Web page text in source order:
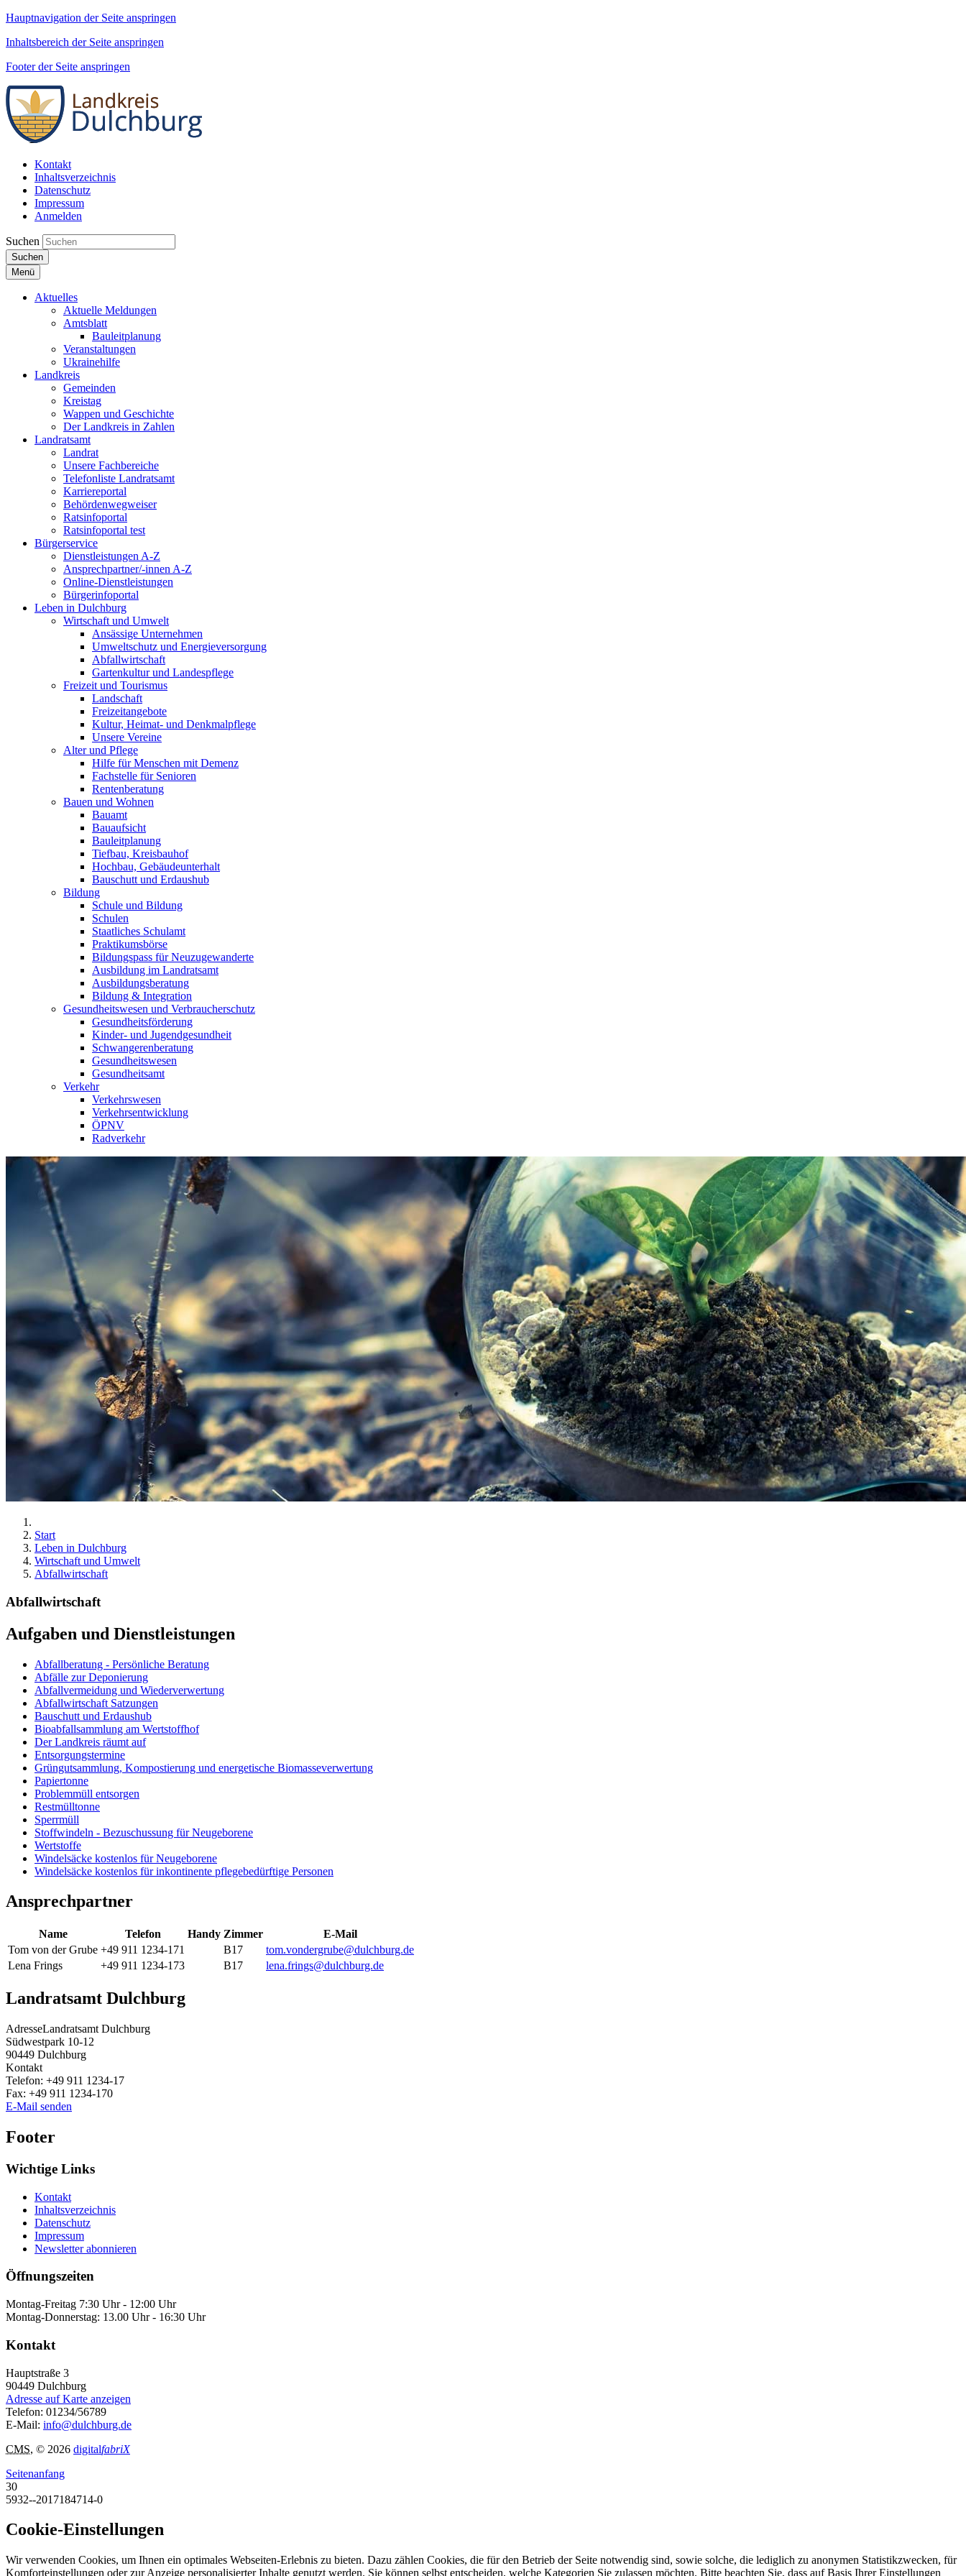
Hauptnavigation der Seite anspringen
Inhaltsbereich der Seite anspringen
Footer der Seite anspringen
Kontakt
Inhaltsverzeichnis
Datenschutz
Impressum
Anmelden
Suchen
Suchen
Menü
Aktuelles
Aktuelle Meldungen
Amtsblatt
Bauleitplanung
Veranstaltungen
Ukrainehilfe
Landkreis
Gemeinden
Kreistag
Wappen und Geschichte
Der Landkreis in Zahlen
Landratsamt
Landrat
Unsere Fachbereiche
Telefonliste Landratsamt
Karriereportal
Behördenwegweiser
Ratsinfoportal
Ratsinfoportal test
Bürgerservice
Dienstleistungen A-Z
Ansprechpartner/-innen A-Z
Online-Dienstleistungen
Bürgerinfoportal
Leben in Dulchburg
Wirtschaft und Umwelt
Ansässige Unternehmen
Umweltschutz und Energieversorgung
Abfallwirtschaft
Gartenkultur und Landespflege
Freizeit und Tourismus
Landschaft
Freizeitangebote
Kultur, Heimat- und Denkmalpflege
Unsere Vereine
Alter und Pflege
Hilfe für Menschen mit Demenz
Fachstelle für Senioren
Rentenberatung
Bauen und Wohnen
Bauamt
Bauaufsicht
Bauleitplanung
Tiefbau, Kreisbauhof
Hochbau, Gebäudeunterhalt
Bauschutt und Erdaushub
Bildung
Schule und Bildung
Schulen
Staatliches Schulamt
Praktikumsbörse
Bildungspass für Neuzugewanderte
Ausbildung im Landratsamt
Ausbildungsberatung
Bildung & Integration
Gesundheitswesen und Verbraucherschutz
Gesundheitsförderung
Kinder- und Jugendgesundheit
Schwangerenberatung
Gesundheitswesen
Gesundheitsamt
Verkehr
Verkehrswesen
Verkehrsentwicklung
ÖPNV
Radverkehr
Start
Leben in Dulchburg
Wirtschaft und Umwelt
Abfallwirtschaft
Abfallwirtschaft
Aufgaben und Dienstleistungen
Abfallberatung - Persönliche Beratung
Abfälle zur Deponierung
Abfallvermeidung und Wiederverwertung
Abfallwirtschaft Satzungen
Bauschutt und Erdaushub
Bioabfallsammlung am Wertstoffhof
Der Landkreis räumt auf
Entsorgungstermine
Grüngutsammlung, Kompostierung und energetische Biomasseverwertung
Papiertonne
Problemmüll entsorgen
Restmülltonne
Sperrmüll
Stoffwindeln - Bezuschussung für Neugeborene
Wertstoffe
Windelsäcke kostenlos für Neugeborene
Windelsäcke kostenlos für inkontinente pflegebedürftige Personen
Ansprechpartner
Name Telefon Handy Zimmer
E-Mail
Tom von der Grube +49 911 1234-171 B17
tom.vondergrube@dulchburg.de
Lena Frings +49 911 1234-173 B17 lena.frings@dulchburg.de
Landratsamt Dulchburg
AdresseLandratsamt Dulchburg
Südwestpark 10-12
90449 Dulchburg
Kontakt
Telefon: +49 911 1234-17
Fax: +49 911 1234-170
E-Mail senden
Footer
Wichtige Links
Kontakt
Inhaltsverzeichnis
Datenschutz
Impressum
Newsletter abonnieren
Öffnungszeiten
Montag-Freitag 7:30 Uhr - 12:00 Uhr
Montag-Donnerstag: 13.00 Uhr - 16:30 Uhr
Kontakt
Hauptstraße 3
90449 Dulchburg
Adresse auf Karte anzeigen
Telefon: 01234/56789
E-Mail: info@dulchburg.de
CMS, © 2026 digitalfabriX
Seitenanfang
30
5932--2017184714-0
Cookie-Einstellungen
Wir verwenden Cookies, um Ihnen ein optimales Webseiten-Erlebnis zu bieten. Dazu zählen Cookies, die für den Betrieb der Seite notwendig sind, sowie solche, die lediglich zu anonymen Statistikzwecken, für
Komforteinstellungen oder zur Anzeige personalisierter Inhalte genutzt werden. Sie können selbst entscheiden, welche Kategorien Sie zulassen möchten. Bitte beachten Sie, dass auf Basis Ihrer Einstellungen